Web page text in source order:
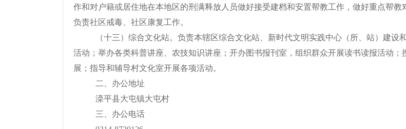
作和对户籍或居住地在本地区的刑满释放人员做好接受建档和安置帮教工作，做好重点帮
负责社区戒毒、社区康复工作。
（十三）综合文化站。负责本辖区综合文化站、新时代文明实践中心（所、站）建
活动；举办各类科普讲座、农技知识讲座；开办图书报刊室，组织群众开展读书读报活动
展；指导和辅导村文化室开展各项活动。
二、 办公地址
滦平县大屯镇大屯村
三、 办公电话